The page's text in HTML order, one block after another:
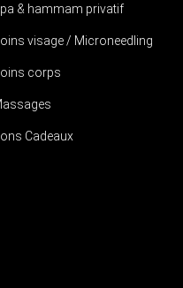
& hammam privatif
visage / Microneedling
corps
Cadeaux